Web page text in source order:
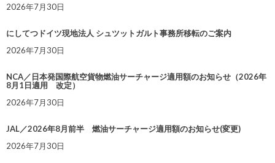
2026年7月30日
にしてつドイツ現地法人 シュツットガルト事務所移転のご案内
2026年7月30日
NCA／日本発国際航空貨物燃油サーチャージ適用額のお知らせ（2026年
8月1日適用 改定）
2026年7月30日
JAL／2026年8月前半 燃油サーチャージ適用額のお知らせ(変更)
2026年7月30日